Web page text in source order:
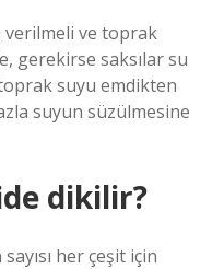
verilmeli ve toprak
gerekirse saksılar su
suyu emdikten
suyun süzülmesine
dikilir?
her çeşit için